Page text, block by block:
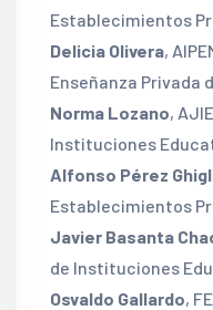
Establecimientos
Delicia Olivera,
Enseñanza Privada
Norma Lozano,
Instituciones
Alfonso Pérez
Establecimientos
Javier Basanta
de Instituciones
Osvaldo Gallardo,